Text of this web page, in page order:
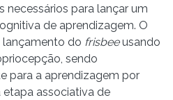
necessários para lançar um
de aprendizagem. O
lançamento do frisbeeusando
sendo
para a aprendizagem por
associativa de